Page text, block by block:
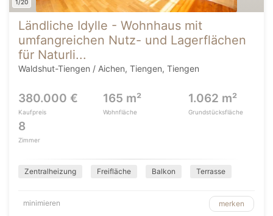
1/20
Ländliche Idylle - Wohnhaus mit
umfangreichen Nutz- und Lagerflächen
für Naturli...
Waldshut-Tiengen / Aichen, Tiengen, Tiengen
380.000 €
Kaufpreis
165 m²
Wohnfläche
1.062 m²
Grundstücksfläche
8
Zimmer
Zentralheizung Freifläche Balkon Terrasse
minimieren merken